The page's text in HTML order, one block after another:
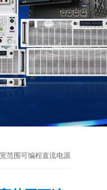
范围可编程直流电源